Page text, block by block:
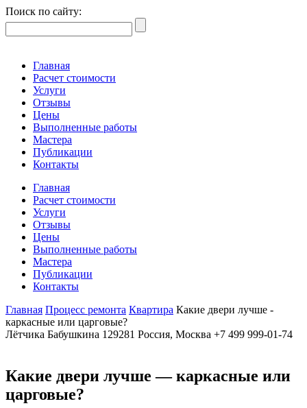
Поиск по сайту:
Главная
Расчет стоимости
Услуги
Отзывы
Цены
Выполненные работы
Мастера
Публикации
Контакты
Главная
Расчет стоимости
Услуги
Отзывы
Цены
Выполненные работы
Мастера
Публикации
Контакты
Главная Процесс ремонта Квартира Какие двери лучше -
каркасные или царговые?
Лётчика Бабушкина 129281 Россия, Москва +7 499 999-01-74
Какие двери лучше — каркасные или
царговые?